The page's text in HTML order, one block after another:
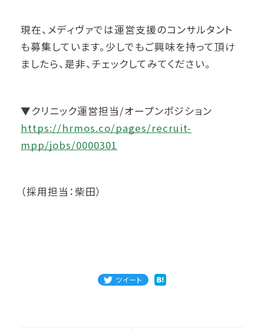
現在、メディヴァでは運営支援のコンサルタント
も募集しています。少しでもご興味を持って頂け
ましたら、是非、チェックしてみてください。
▼クリニック運営担当/オープンポジション
https://hrmos.co/pages/recruit-
mpp/jobs/0000301
（採用担当：柴田）
ツイート